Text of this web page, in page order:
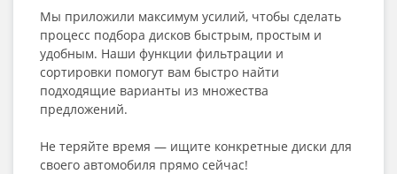
Мы приложили максимум усилий, чтобы сделать
процесс подбора дисков быстрым, простым и
удобным. Наши функции фильтрации и
сортировки помогут вам быстро найти
подходящие варианты из множества
предложений.
Не теряйте время — ищите конкретные диски для
своего автомобиля прямо сейчас!